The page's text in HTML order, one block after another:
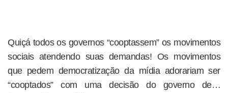
Quiçá todos os governos “cooptassem” os movimentos
sociais atendendo suas demandas! Os movimentos
que pedem democratização da mídia adorariam ser
“cooptados” com uma decisão do governo de…